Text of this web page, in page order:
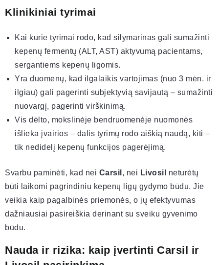
Klinikiniai tyrimai
Kai kurie tyrimai rodo, kad silymarinas gali sumažinti
kepenų fermentų (ALT, AST) aktyvumą pacientams,
sergantiems kepenų ligomis.
Yra duomenų, kad ilgalaikis vartojimas (nuo 3 mėn. ir
ilgiau) gali pagerinti subjektyvią savijautą – sumažinti
nuovargį, pagerinti virškinimą.
Vis dėlto, mokslinėje bendruomenėje nuomonės
išlieka įvairios – dalis tyrimų rodo aiškią naudą, kiti –
tik nedidelį kepenų funkcijos pagerėjimą.
Svarbu paminėti, kad nei Carsil , nei Livosil
neturėtų
būti laikomi pagrindiniu kepenų ligų gydymo būdu. Jie
veikia kaip pagalbinės priemonės, o jų efektyvumas
dažniausiai pasireiškia derinant su sveiku gyvenimo
būdu.
Nauda ir rizika: kaip įvertinti Carsil ir